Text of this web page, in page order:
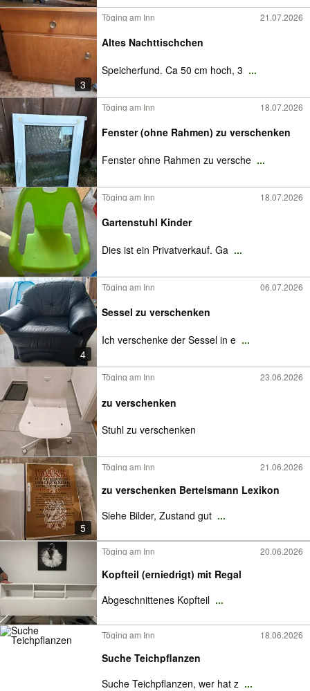
3
Töging am Inn 21.07.2026
Altes Nachttischchen
Speicherfund. Ca 50 cm hoch, 3 ...
Töging am Inn 18.07.2026
Fenster (ohne Rahmen) zu verschenken
Fenster ohne Rahmen zu versche ...
Töging am Inn 18.07.2026
Gartenstuhl Kinder
Dies ist ein Privatverkauf. Ga ...
4
Töging am Inn 06.07.2026
Sessel zu verschenken
Ich verschenke der Sessel in e ...
Töging am Inn 23.06.2026
zu verschenken
Stuhl zu verschenken
5
Töging am Inn 21.06.2026
zu verschenken Bertelsmann Lexikon
Siehe Bilder, Zustand gut ...
Töging am Inn 20.06.2026
Kopfteil (erniedrigt) mit Regal
Abgeschnittenes Kopfteil ...
Töging am Inn 18.06.2026
Suche Teichpflanzen
Suche Teichpflanzen, wer hat z ...